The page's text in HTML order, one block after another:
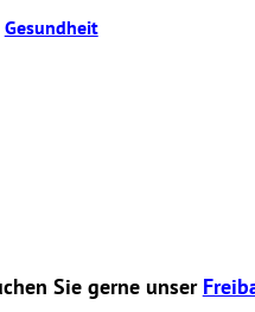
Gesundheit
Sie gerne unser